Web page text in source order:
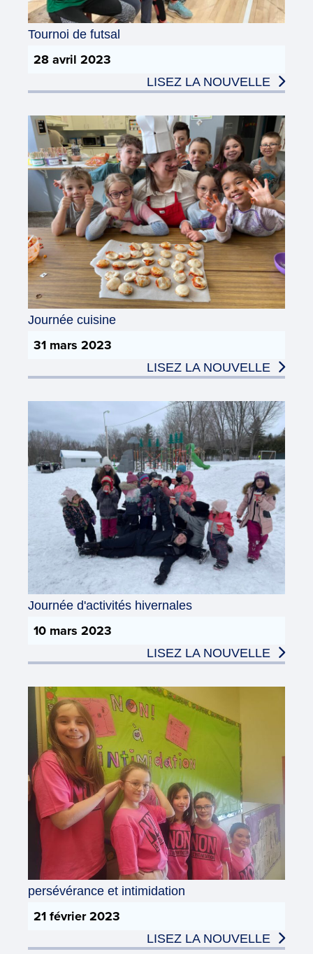
Tournoi de futsal
28 avril 2023
LISEZ LA NOUVELLE
Journée cuisine
31 mars 2023
LISEZ LA NOUVELLE
Journée d'activités hivernales
10 mars 2023
LISEZ LA NOUVELLE
persévérance et intimidation
21 février 2023
LISEZ LA NOUVELLE